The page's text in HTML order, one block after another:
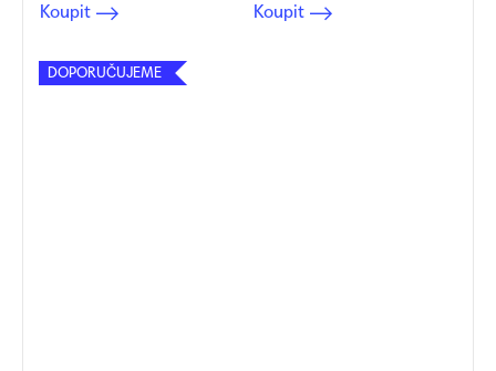
Koupit Koupit
DOPORUČUJEME